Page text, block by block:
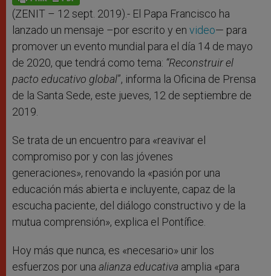
p e k
(ZENIT – 12 sept. 2019).- El Papa Francisco ha
lanzado un mensaje –por escrito y en video— para
promover un evento mundial para el día 14 de mayo
de 2020, que tendrá como tema: “Reconstruir el
pacto educativo global”, informa la Oficina de Prensa
de la Santa Sede, este jueves, 12 de septiembre de
2019.
Se trata de un encuentro para «reavivar el
compromiso por y con las jóvenes
generaciones», renovando la «pasión por una
educación más abierta e incluyente, capaz de la
escucha paciente, del diálogo constructivo y de la
mutua comprensión», explica el Pontífice.
Hoy más que nunca, es «necesario» unir los
esfuerzos por una alianza educativa amplia «para